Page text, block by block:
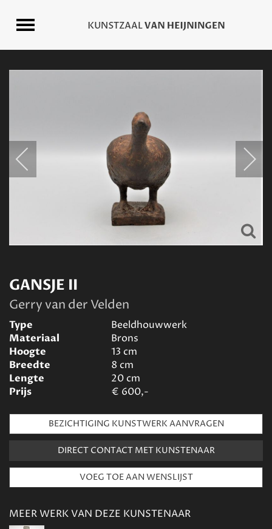
GANSJE II
Gerry van der Velden
Type
Beeldhouwwerk
Materiaal
Brons
Hoogte
13 cm
Breedte
8 cm
Lengte
20cm
Prijs
€ 600,-
BEZICHTIGING KUNSTWERK AANVRAGEN
DIRECT CONTACT MET KUNSTENAAR
MEER WERK VAN DEZE KUNSTENAAR